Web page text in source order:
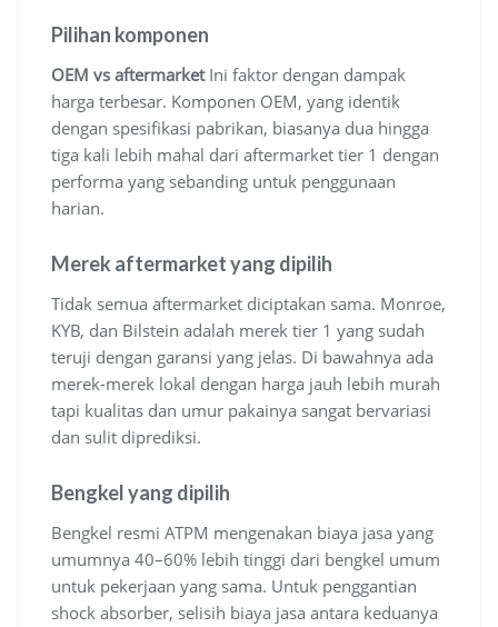
Pilihan komponen
OEM vs aftermarketIni faktor dengan dampak
harga terbesar. Komponen OEM, yang identik
dengan spesifikasi pabrikan, biasanya dua hingga
tiga kali lebih mahal dari aftermarket tier 1 dengan
performa yang sebanding untuk penggunaan
harian.
Merek aftermarket yang dipilih
Tidak semua aftermarket diciptakan sama. Monroe,
KYB, dan Bilstein adalah merek tier 1 yang sudah
teruji dengan garansi yang jelas. Di bawahnya ada
merek-merek lokal dengan harga jauh lebih murah
tapi kualitas dan umur pakainya sangat bervariasi
dan sulit diprediksi.
Bengkel yang dipilih
Bengkel resmi ATPM mengenakan biaya jasa yang
umumnya 40–60% lebih tinggi dari bengkel umum
untuk pekerjaan yang sama. Untuk penggantian
shock absorber, selisih biaya jasa antara keduanya